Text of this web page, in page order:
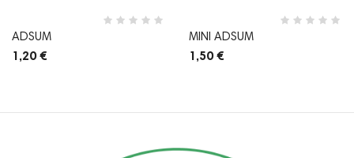
ADSUM
1,20 €
MINI ADSUM
1,50 €